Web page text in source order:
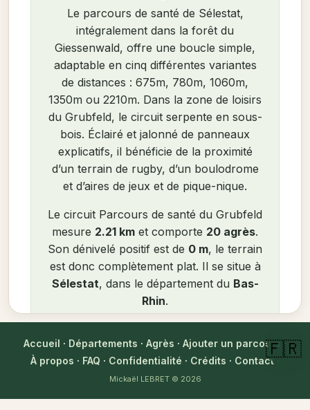
Le parcours de santé de Sélestat,
intégralement dans la forêt du
Giessenwald, offre une boucle simple,
adaptable en cinq différentes variantes
de distances : 675m, 780m, 1060m,
1350m ou 2210m. Dans la zone de loisirs
du Grubfeld, le circuit serpente en sous-
bois. Éclairé et jalonné de panneaux
explicatifs, il bénéficie de la proximité
d’un terrain de rugby, d’un boulodrome
et d’aires de jeux et de pique-nique.
Le circuit Parcours de santé du Grubfeld
mesure 2.21 km et comporte 20 agrès.
Son dénivelé positif est de 0 m, le terrain
est donc complètement plat. Il se situe à
Sélestat, dans le département du Bas-
Rhin.
Visorando
Accueil · Départements · Agrès · Ajouter un parcours·
À propos · FAQ · Confidentialité · Crédits · Contact·
Mickaël LEBRET© 2026
🇫🇷